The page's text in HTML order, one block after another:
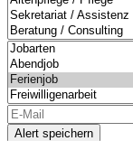
Alert speichern